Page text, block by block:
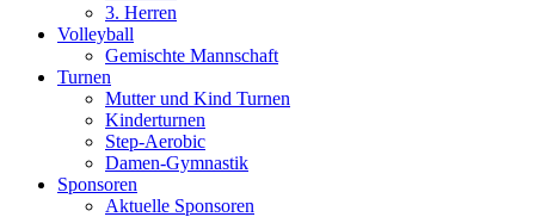
3. Herren
Volleyball
Gemischte Mannschaft
Turnen
Mutter und Kind Turnen
Kinderturnen
Step-Aerobic
Damen-Gymnastik
Sponsoren
Aktuelle Sponsoren